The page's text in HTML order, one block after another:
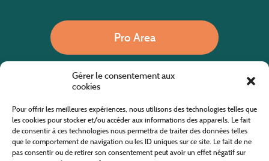
Gérer le consentement aux
cookies
Pour offrir les meilleures expériences, nous utilisons des technologies telles que
les cookies pour stocker et/ou accéder aux informations des appareils. Le fait
de consentir à ces technologies nous permettra de traiter des données telles
que le comportement de navigation ou les ID uniques sur ce site. Le fait de ne
pas consentir ou de retirer son consentement peut avoir un effet négatif sur
Pro Area
Website co-financed by the European Agricultural Fund for Rural Development
Europe invests in rural areas